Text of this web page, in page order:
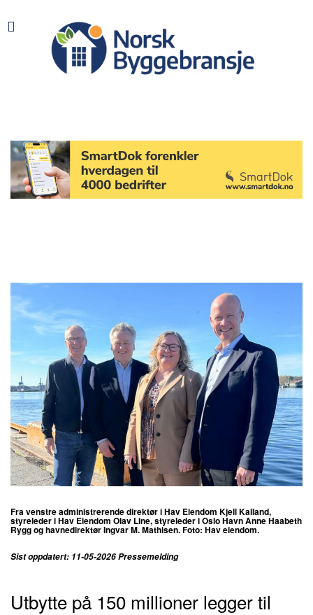
Fra venstre administrerende direktør i Hav Eiendom Kjell Kalland,
styreleder i Hav Eiendom Olav Line, styreleder i Oslo Havn Anne Haabeth
Rygg og havnedirektør Ingvar M. Mathisen. Foto: Hav eiendom.
Sist oppdatert: 11-05-2026 Pressemelding
Utbytte på 150 millioner legger til